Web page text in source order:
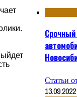
Статьи
13.09.2022